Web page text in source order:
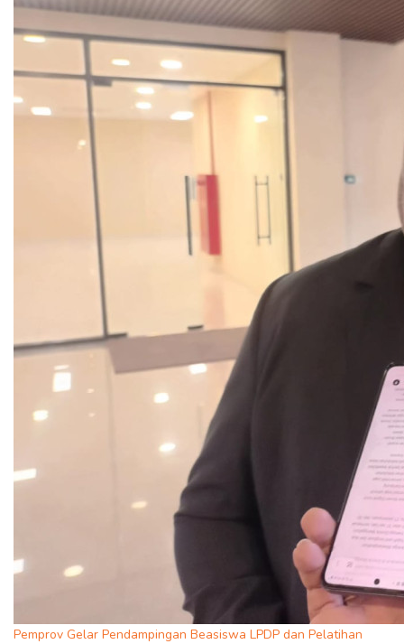
Pemprov Gelar Pendampingan Beasiswa LPDP dan Pelatihan